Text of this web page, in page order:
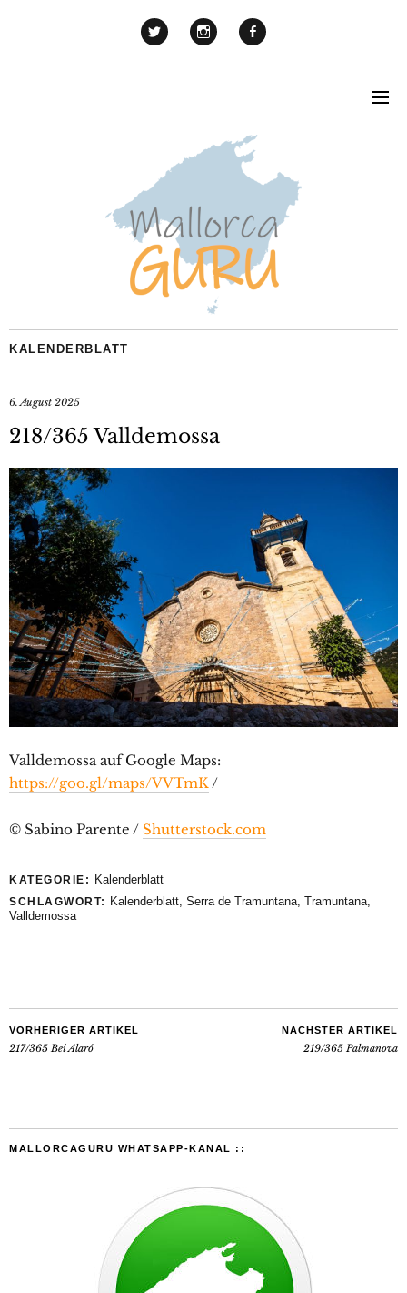
KALENDERBLATT
6. August 2025
218/365 Valldemossa
Valldemossa auf Google Maps:
https://goo.gl/maps/VVTmK/
© Sabino Parente / Shutterstock.com
KATEGORIE: Kalenderblatt
SCHLAGWORT: Kalenderblatt, Serra de Tramuntana, Tramuntana,
Valldemossa
VORHERIGER ARTIKEL
217/365 Bei Alaró
NÄCHSTER ARTIKEL
219/365 Palmanova
MALLORCAGURU WHATSAPP-KANAL ::